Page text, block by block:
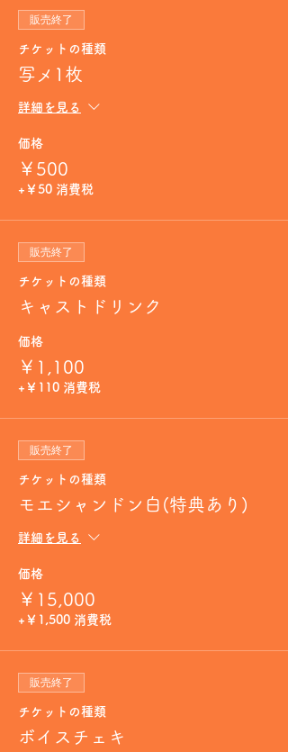
販売終了
チケットの種類
写メ1枚
詳細を見る
価格
￥500
+￥50 消費税
販売終了
チケットの種類
キャストドリンク
価格
￥1,100
+￥110 消費税
販売終了
チケットの種類
モエシャンドン白(特典あり)
詳細を見る
価格
￥15,000
+￥1,500 消費税
販売終了
チケットの種類
ボイスチェキ